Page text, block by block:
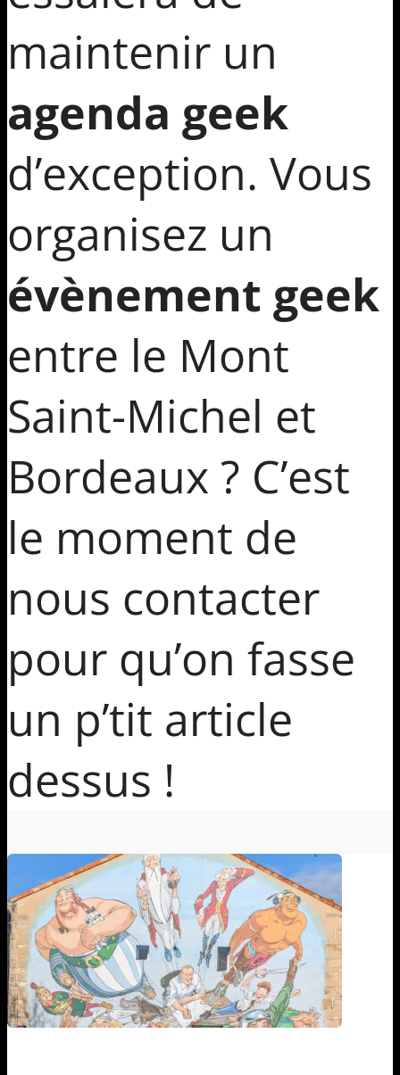
maintenir un
agenda geek
d’exception. Vous
organisez un
évènement geek
entre le Mont
Saint-Michel et
Bordeaux ? C’est
le moment de
nous contacter
pour qu’on fasse
un p’tit article
dessus !